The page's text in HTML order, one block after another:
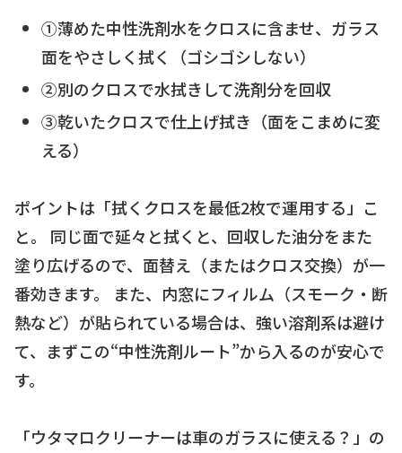
①薄めた中性洗剤水をクロスに含ませ、ガラス
面をやさしく拭く（ゴシゴシしない）
②別のクロスで水拭きして洗剤分を回収
③乾いたクロスで仕上げ拭き（面をこまめに変
える）
ポイントは「拭くクロスを最低2枚で運用する」こ
と。 同じ面で延々と拭くと、回収した油分をまた
塗り広げるので、面替え（またはクロス交換）が一
番効きます。 また、内窓にフィルム（スモーク・断
熱など）が貼られている場合は、強い溶剤系は避け
て、まずこの“中性洗剤ルート”から入るのが安心で
す。
「ウタマロクリーナーは車のガラスに使える？」の